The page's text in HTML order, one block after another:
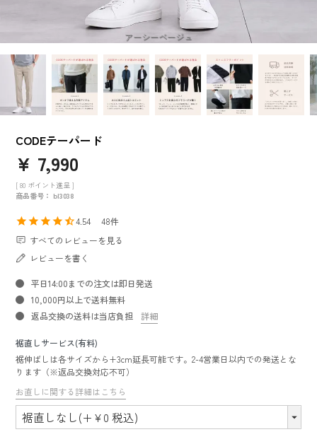
アーシーベージュ
CODEテーパード
¥ 7,990
[ 80 ポイント進呈 ]
商品番号
bl3038
4.54
48
すべてのレビューを見る
レビューを書く
平日14:00までの注文は即日発送
10,000円以上で送料無料
返品交換の送料は当店負担
詳細
裾直しサービス(有料)
裾伸ばしは各サイズから+3cm延長可能です。2-4営業日以内での発送とな
ります（※返品交換対応不可）
お直しに関する詳細はこちら